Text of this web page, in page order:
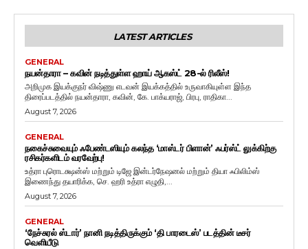
LATEST ARTICLES
GENERAL
நயன்தாரா – கவின் நடித்துள்ள ஹாய் ஆகஸ்ட் 28-ல் ரிலீஸ்!
அறிமுக இயக்குநர் விஷ்ணு எடவன் இயக்கத்தில் உருவாகியுள்ள இந்த
திரைப்படத்தில் நயன்தாரா, கவின், கே. பாக்யராஜ், பிரபு, ராதிகா...
August 7, 2026
GENERAL
நகைச்சுவையும் ஃபேண்டஸியும் கலந்த ‘மாஸ்டர் பிளான்’ ஃபர்ஸ்ட் லுக்கிற்கு
ரசிகர்களிடம் வரவேற்பு!
உத்ரா புரொடக்ஷன்ஸ் மற்றும் டிஜே இன்டர்நேஷனல் மற்றும் தியா ஃபிலிம்ஸ்
இணைந்து தயாரிக்க, செ. ஹரி உத்ரா எழுதி,...
August 7, 2026
GENERAL
‘நேச்சுரல் ஸ்டார்’ நானி நடித்திருக்கும் ‘தி பாரடைஸ்’ படத்தின் டீசர்
வெளியீடு